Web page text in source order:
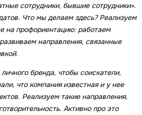
сотрудники, бывшие сотрудники».
Что мы делаем здесь? Реализуем
на профориентацию: работаем
направления, связанные
бренда, чтобы соискатели,
что компания известная и у нее
Реализуем такие направления,
Активно про это